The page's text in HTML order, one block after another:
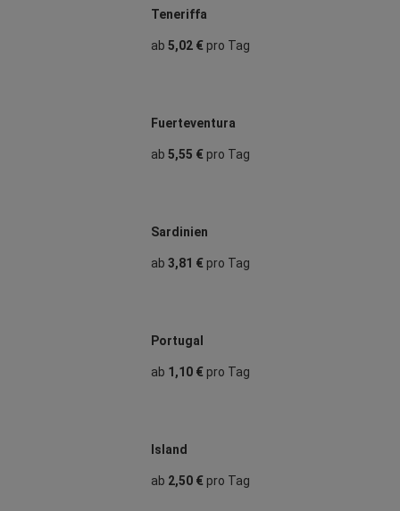
Teneriffa
ab 5,02 €pro Tag
Fuerteventura
ab 5,55 €pro Tag
Sardinien
ab 3,81 €pro Tag
Portugal
ab 1,10 €pro Tag
Island
ab 2,50 €pro Tag